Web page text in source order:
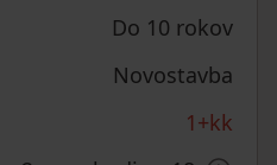
Do 10 rokov
Novostavba
1+kk